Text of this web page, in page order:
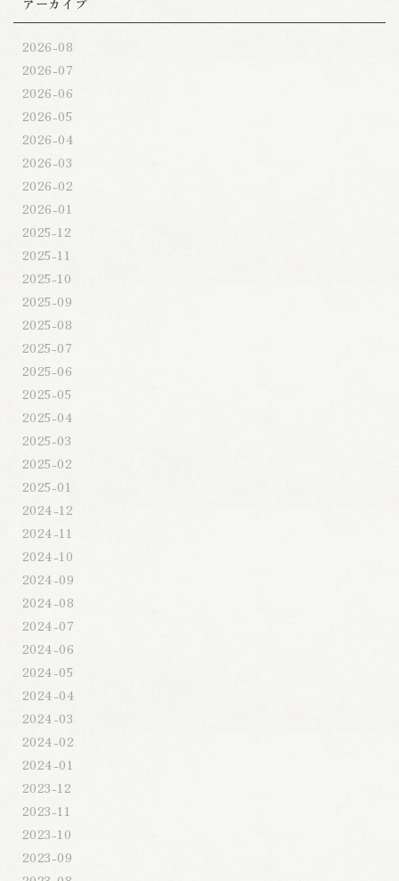
2026-08
2026-07
2026-06
2026-05
2026-04
2026-03
2026-02
2026-01
2025-12
2025-11
2025-10
2025-09
2025-08
2025-07
2025-06
2025-05
2025-04
2025-03
2025-02
2025-01
2024-12
2024-11
2024-10
2024-09
2024-08
2024-07
2024-06
2024-05
2024-04
2024-03
2024-02
2024-01
2023-12
2023-11
2023-10
2023-09